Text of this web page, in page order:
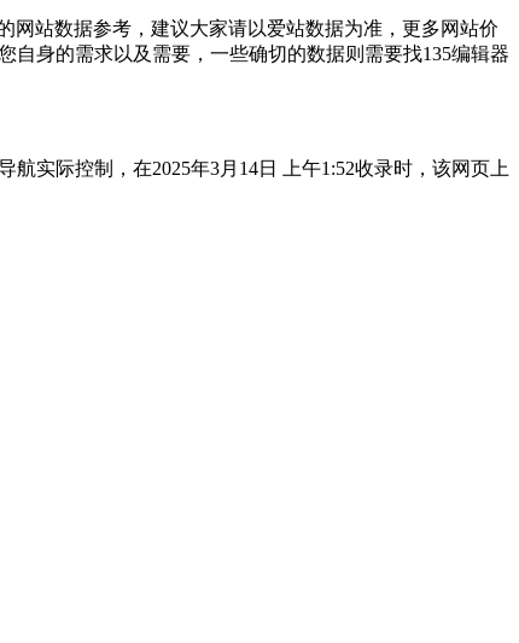
网站数据参考，建议大家请以爱站数据为准，更多网站价
身的需求以及需要，一些确切的数据则需要找135编辑器
实际控制，在2025年3月14日 上午1:52收录时，该网页上